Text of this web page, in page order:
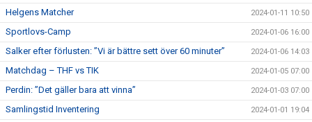
Helgens Matcher 2024-01-11 10:50
Sportlovs-Camp 2024-01-06 16:00
Salker efter förlusten: ”Vi är bättre sett över 60 minuter” 2024-01-06 14:03
Matchdag – THF vs TIK 2024-01-05 07:00
Perdin: ”Det gäller bara att vinna” 2024-01-03 07:00
Samlingstid Inventering 2024-01-01 19:04